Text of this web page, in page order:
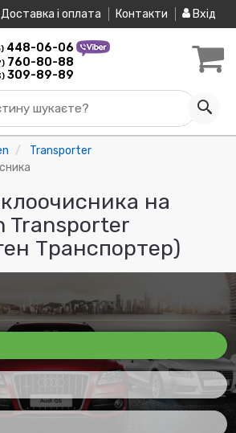
Доставка і оплата Контакти Вхід
448-06-06
760-80-88
309-89-89
шукаєте?
Transporter
на
Transporter
Транспортер)